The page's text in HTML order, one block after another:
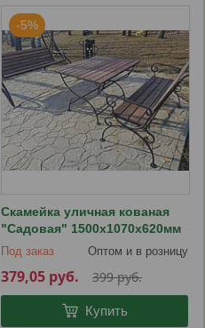
-5%
Скамейка уличная кованая
"Садовая" 1500х1070х620мм
Под заказ Оптом и в розницу
399руб.
379,05 руб.
Купить